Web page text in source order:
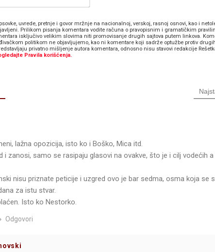
uvrede, pretnje i govor mržnje na nacionalnoj, verskoj, rasnoj osnovi, kao i
Prilikom pisanja komentara vodite računa o pravopisnim i gramatičkim
isključivo velikim slovima niti promovisanje drugih sajtova putem linkova.
politikom ne objavljujemo, kao ni komentare koji sadrže optužbe protiv
privatno mišljenje autora komentara, odnosno nisu stavovi redakcije
Pravila korišćenja.
lažna opozicija, isto ko i Boško, Mica itd.
i zanosi, samo se rasipaju glasovi na ovakve, što je i cilj vodećih a
nisu priznate peticije i uzgred ovo je bar sedma, osma koja se
za istu stvar.
Isto ko Nestorko.
Odgovori